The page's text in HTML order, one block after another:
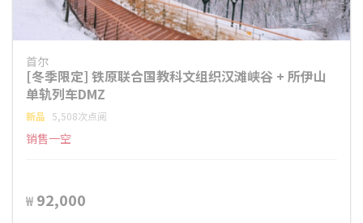
首尔
[冬季限定] 铁原联合国教科文组织汉滩峡谷 + 所伊山
单轨列车DMZ
新品 5,508次点阅
销售一空
₩ 92,000